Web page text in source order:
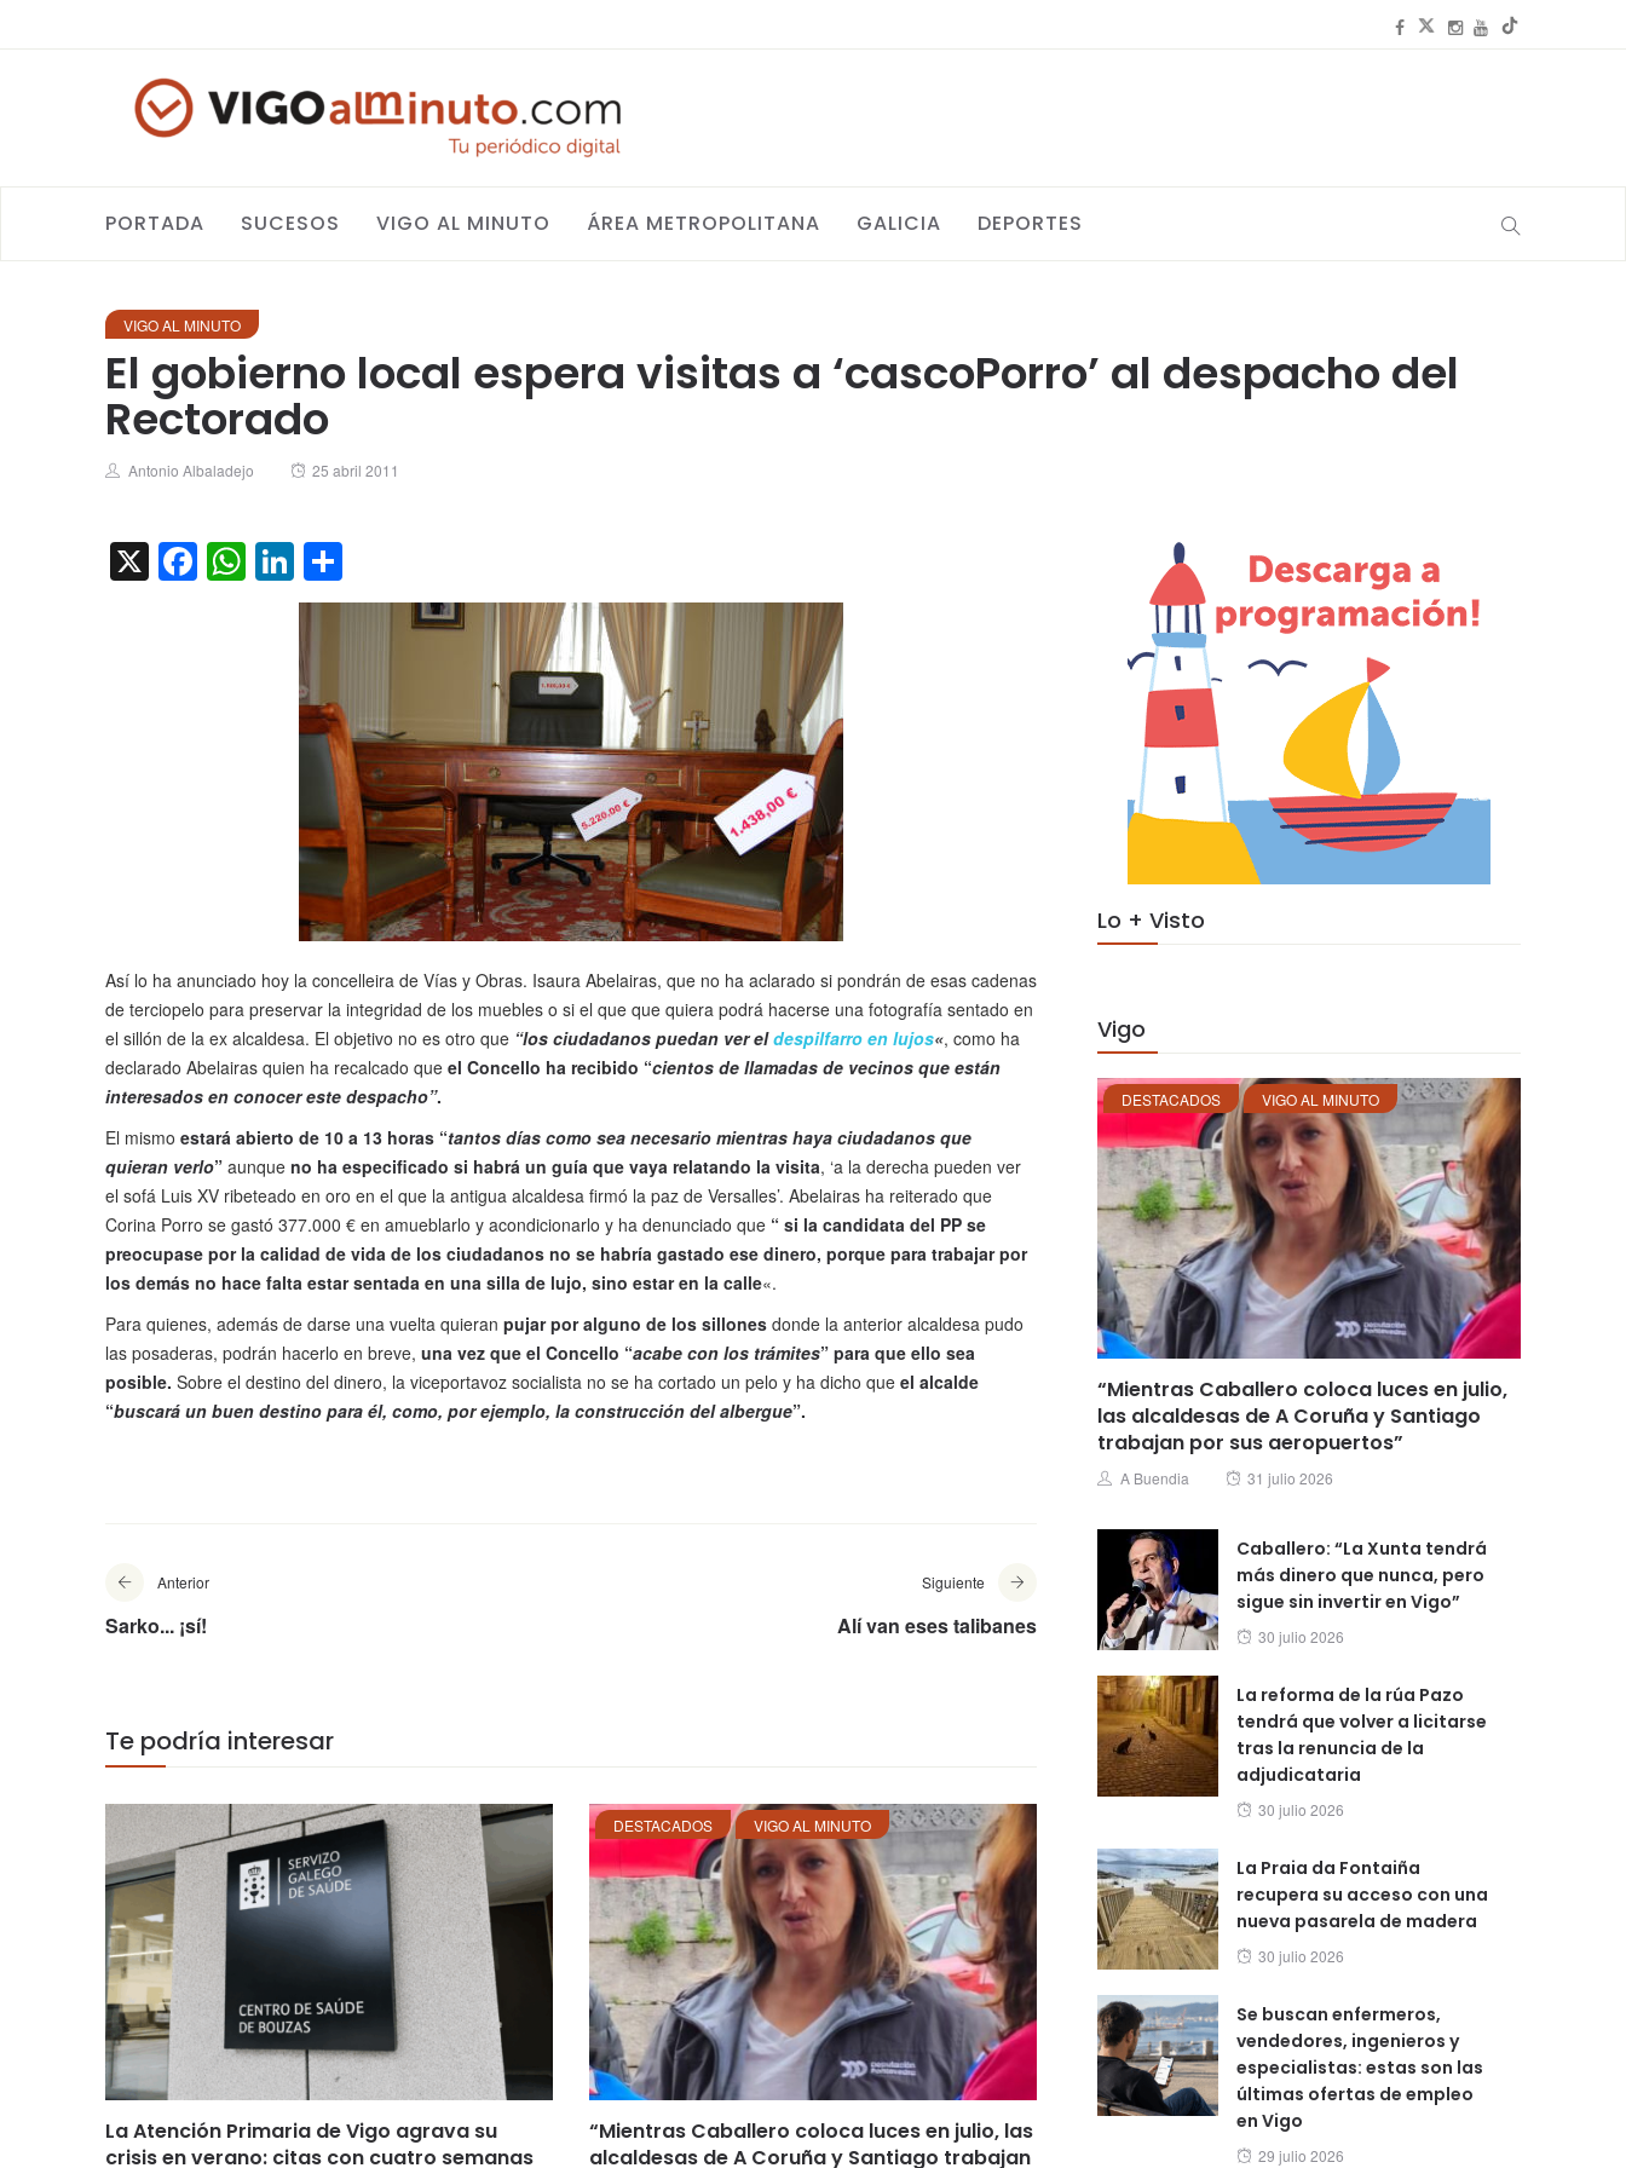
PORTADA SUCESOS VIGO AL MINUTO ÁREA METROPOLITANA GALICIA DEPORTES
VIGO AL MINUTO
El gobierno local espera visitas a ‘cascoPorro’ al despacho del
Rectorado
Author
Antonio Albaladejo
Posted
25 abril 2011
X Facebook
WhatsApp
LinkedIn
Así lo ha anunciado hoy la concelleira de Vías y Obras. Isaura Abelairas, que no ha aclarado si pondrán de esas cadenas
de terciopelo para preservar la integridad de los muebles o si el que que quiera podrá hacerse una fotografía sentado en
el sillón de la ex alcaldesa. El objetivo no es otro que “los ciudadanos puedan ver eldespilfarro en lujos«, como ha
declarado Abelairas quien ha recalcado que el Concello ha recibido “cientos de llamadas de vecinos que están
interesados en conocer este despacho”.
El mismo estará abierto de 10 a 13 horas “tantos días como sea necesario mientras haya ciudadanos que
quieran verlo” aunque no ha especificado si habrá un guía que vaya relatando la visita, ‘a la derecha pueden ver
el sofá Luis XV ribeteado en oro en el que la antigua alcaldesa firmó la paz de Versalles’. Abelairas ha reiterado que
Corina Porro se gastó 377.000 € en amueblarlo y acondicionarlo y ha denunciado que “ si la candidata del PP se
preocupase por la calidad de vida de los ciudadanos no se habría gastado ese dinero, porque para trabajar por
los demás no hace falta estar sentada en una silla de lujo, sino estar en la calle«.
Para quienes, además de darse una vuelta quieran pujar por alguno de los sillones donde la anterior alcaldesa pudo
las posaderas, podrán hacerlo en breve, una vez que el Concello “acabe con los trámites” para que ello sea
posible. Sobre el destino del dinero, la viceportavoz socialista no se ha cortado un pelo y ha dicho que el alcalde
“buscará un buen destino para él, como, por ejemplo, la construcción del albergue”.
Anterior
Sarko... ¡sí!
Siguiente
Alí van eses talibanes
Te podría interesar
La Atención Primaria de Vigo agrava su
crisis en verano: citas con cuatro semanas
DESTACADOS VIGO AL MINUTO
“Mientras Caballero coloca luces en julio, las
alcaldesas de A Coruña y Santiago trabajan
Lo + Visto
Vigo
DESTACADOS VIGO AL MINUTO
“Mientras Caballero coloca luces en julio,
las alcaldesas de A Coruña y Santiago
trabajan por sus aeropuertos”
Author
A Buendia
Posted
31 julio 2026
Caballero: “La Xunta tendrá
más dinero que nunca, pero
sigue sin invertir en Vigo”
Posted
30 julio 2026
La reforma de la rúa Pazo
tendrá que volver a licitarse
tras la renuncia de la
adjudicataria
Posted
30 julio 2026
La Praia da Fontaiña
recupera su acceso con una
nueva pasarela de madera
Posted
30 julio 2026
Se buscan enfermeros,
vendedores, ingenieros y
especialistas: estas son las
últimas ofertas de empleo
en Vigo
Posted
29 julio 2026